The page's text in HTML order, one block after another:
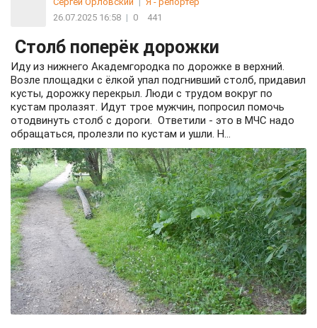
26.07.2025 16:58 | 0 441
Столб поперёк дорожки
Иду из нижнего Академгородка по дорожке в верхний.
Возле площадки с ёлкой упал подгнивший столб, придавил
кусты, дорожку перекрыл. Люди с трудом вокруг по
кустам пролазят. Идут трое мужчин, попросил помочь
отодвинуть столб с дороги. Ответили - это в МЧС надо
обращаться, пролезли по кустам и ушли. Н...